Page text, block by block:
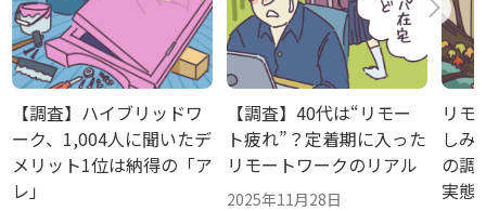
【調査】ハイブリッドワ
ーク、1,004人に聞いたデ
メリット1位は納得の「ア
レ」
【調査】40代は“リモー
ト疲れ”？定着期に入った
リモートワークのリアル
2025年11月28日
リモ
しみ
の調
実態